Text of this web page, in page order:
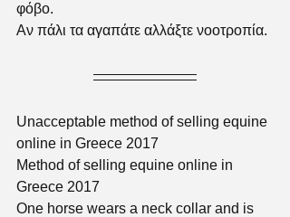
φόβο.
Αν πάλι τα αγαπάτε αλλάξτε νοοτροπία.
Unacceptable method of selling equine
online in Greece 2017
Method of selling equine online in
Greece 2017
One horse wears a neck collar and is